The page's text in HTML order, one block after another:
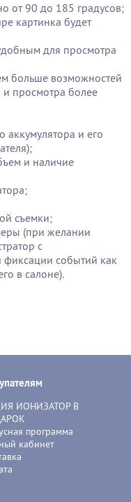
от 90 до 185 градусов;
картинка будет
для просмотра
больше возможностей
просмотра более
аккумулятора и его
и наличие
cъемки;
(при желании
с
событий как
в салоне).
ИОНИЗАТОР В
программа
кабинет